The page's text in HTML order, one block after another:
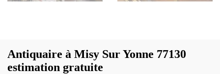
Antiquaire à Misy Sur Yonne 77130
estimation gratuite